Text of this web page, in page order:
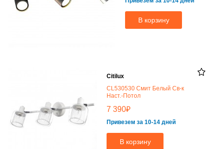
В корзину
Citilux
CL530530 Смит Белый Св-к
Наст.-Потол
7 390₽
Привезем за 10-14 дней
В корзину